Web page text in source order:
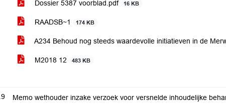
Dossier 5387 voorblad.pdf
16 KB
RAADSB~1 174 KB
A234 Behoud nog steeds waardevolle initiatieven in de
M2018 12 483 KB
Memo wethouder inzake verzoek voor versnelde inhoudelijke